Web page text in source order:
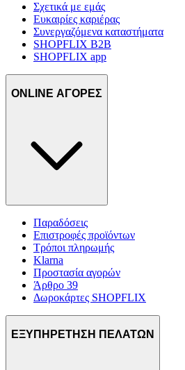
Σχετικά με εμάς
Ευκαιρίες καριέρας
Συνεργαζόμενα καταστήματα
SHOPFLIX B2B
SHOPFLIX app
ONLINE ΑΓΟΡΕΣ
Παραδόσεις
Επιστροφές προϊόντων
Τρόποι πληρωμής
Klarna
Προστασία αγορών
Άρθρο 39
Δωροκάρτες SHOPFLIX
ΕΞΥΠΗΡΕΤΗΣΗ ΠΕΛΑΤΩΝ